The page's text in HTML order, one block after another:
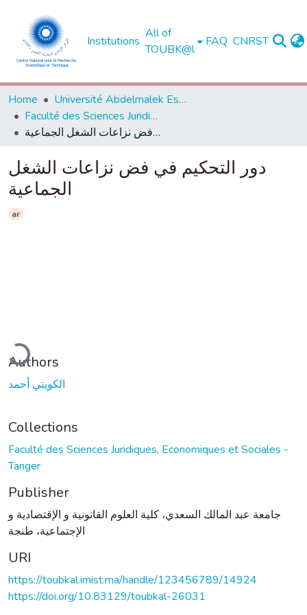
Institutions
All of
TOUBK@l
FAQ CNRST
Home
Université Abdelmalek Essaadi - Tétouan
Faculté des Sciences Juridiques, Economiques et Sociales - Tanger
دور التحكيم في فض نزاعات الشغل الجماعية
دور التحكيم في فض نزاعات الشغل
الجماعية
ar
Authors
الكويتي أحمد
Collections
Faculté des Sciences Juridiques, Economiques et Sociales -
Tanger
Publisher
جامعة عبد المالك السعدي، كلية العلوم القانونية و الإقتصادية و
الإجتماعية، طنجة
URI
https://toubkal.imist.ma/handle/123456789/14924
https://doi.org/10.83129/toubkal-26031